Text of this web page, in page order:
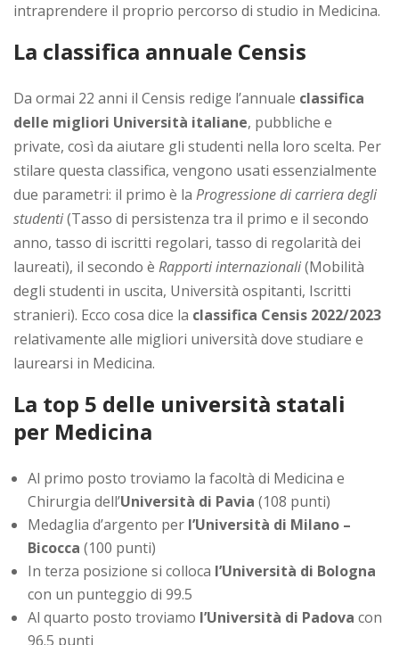
intraprendere il proprio percorso di studio in Medicina.
La classifica annuale Censis
Da ormai 22 anni il Censis redige l’annuale classifica
delle migliori Università italiane, pubbliche e
private, così da aiutare gli studenti nella loro scelta. Per
stilare questa classifica, vengono usati essenzialmente
due parametri: il primo è la Progressione di carriera degli
studenti(Tasso di persistenza tra il primo e il secondo
anno, tasso di iscritti regolari, tasso di regolarità dei
laureati), il secondo è Rapporti internazionali(Mobilità
degli studenti in uscita, Università ospitanti, Iscritti
stranieri). Ecco cosa dice la classifica Censis 2022/2023
relativamente alle migliori università dove studiare e
laurearsi in Medicina.
La top 5 delle università statali
per Medicina
Al primo posto troviamo la facoltà di Medicina e
Chirurgia dell’Università di Pavia (108 punti)
Medaglia d’argento per l’Università di Milano –
Bicocca (100 punti)
In terza posizione si colloca l’Università di Bologna
con un punteggio di 99.5
Al quarto posto troviamo l’Università di Padova con
96.5 punti